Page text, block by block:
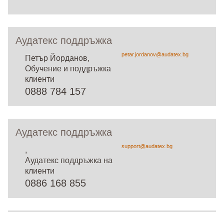
Аудатекс поддръжка
Петър Йорданов,
Обучение и поддръжка
клиенти
0888 784 157
petar.jordanov@audatex.bg
Аудатекс поддръжка
,
Аудатекс поддръжка на
клиенти
0886 168 855
support@audatex.bg